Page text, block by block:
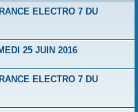
ELECTRO 7 DU
25 JUIN 2016
ELECTRO 7 DU